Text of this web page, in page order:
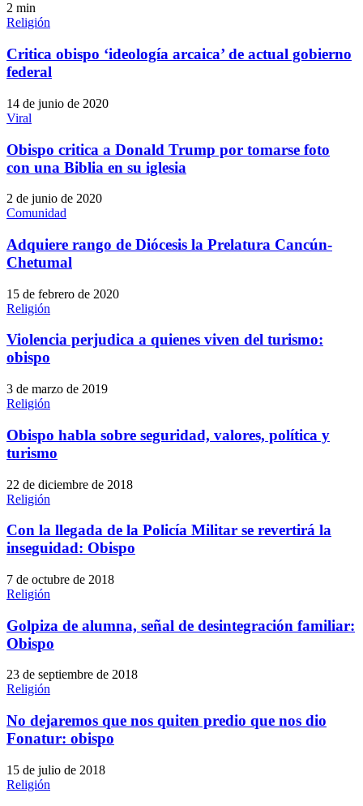
2 min
Religión
Critica obispo ‘ideología arcaica’ de actual gobierno
federal
14 de junio de 2020
Viral
Obispo critica a Donald Trump por tomarse foto
con una Biblia en su iglesia
2 de junio de 2020
Comunidad
Adquiere rango de Diócesis la Prelatura Cancún-
Chetumal
15 de febrero de 2020
Religión
Violencia perjudica a quienes viven del turismo:
obispo
3 de marzo de 2019
Religión
Obispo habla sobre seguridad, valores, política y
turismo
22 de diciembre de 2018
Religión
Con la llegada de la Policía Militar se revertirá la
inseguidad: Obispo
7 de octubre de 2018
Religión
Golpiza de alumna, señal de desintegración familiar:
Obispo
23 de septiembre de 2018
Religión
No dejaremos que nos quiten predio que nos dio
Fonatur: obispo
15 de julio de 2018
Religión